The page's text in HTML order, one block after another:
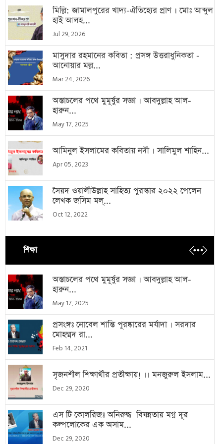
মিল্লি: জামালপুরের খাদ্য-ঐতিহ্যের প্রাণ । মোঃ আব্দুল
হাই আলহ...
Jul 29, 2026
মাসুদার রহমানের কবিতা : প্রসঙ্গ উত্তরাধুনিকতা -
আনোয়ার মল্ল...
Mar 24, 2026
অস্তাচলের পথে মুমূর্ষুর সজ্ঞা । আবদুল্লাহ আল-
হারুন...
May 17, 2025
আমিনুল ইসলামের কবিতায় নদী । সালিমুল শাহিন...
Apr 05, 2023
সৈয়দ ওয়ালীউল্লাহ সাহিত্য পুরস্কার ২০২২ পেলেন
লেখক জসিম মল্...
Oct 12, 2022
শিক্ষা
অস্তাচলের পথে মুমূর্ষুর সজ্ঞা । আবদুল্লাহ আল-
হারুন...
May 17, 2025
প্রসংঙ্গঃ নোবেল শান্তি পূরষ্কারের মর্যাদা । সরদার
মোহম্মদ রা...
Feb 14, 2021
সৃজনশীল শিক্ষার্থীর প্রতীক্ষায়! ।। মনজুরুল ইসলাম...
Dec 29, 2020
এস টি কোলরিজঃ অনিরুদ্ধ বিষন্নতায় মগ্ন দূর
কল্পলোকের এক অসাম...
Dec 29, 2020